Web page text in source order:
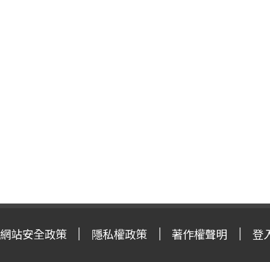
網站安全政策 隱私權政策 著作權聲明 登